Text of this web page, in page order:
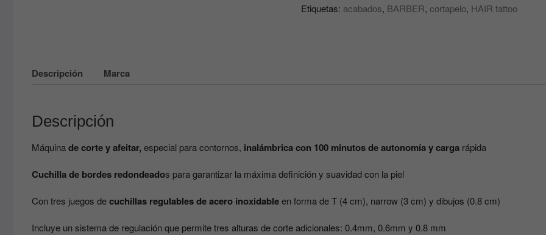
para
Etiquetas: acabados, BARBER, cortapelo, HAIR tattoo
Descripción Marca
Descripción
Máquinade corte y afeitar, especial para contornos, inalámbrica con 100 minutos de autonomía y carga rápida
Cuchilla de bordes redondeados para garantizar la máxima definición y suavidad con la piel
Con tres juegos decuchillas regulables de acero inoxidableen forma de T (4 cm), narrow (3 cm) y dibujos (0.8 cm)
Incluye un sistema de regulación que permite tres alturas de corte adicionales: 0.4mm, 0.6mm y 0.8 mm